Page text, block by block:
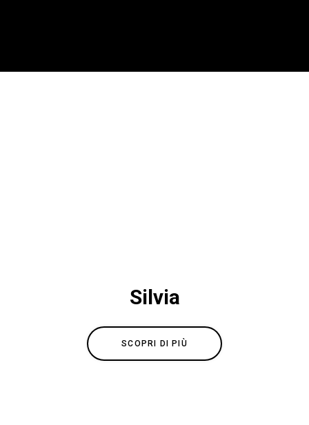
Silvia
SCOPRI DI PIÙ